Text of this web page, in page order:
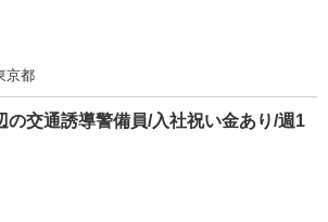
京都
の交通誘導警備員/入社祝い金あり/週1